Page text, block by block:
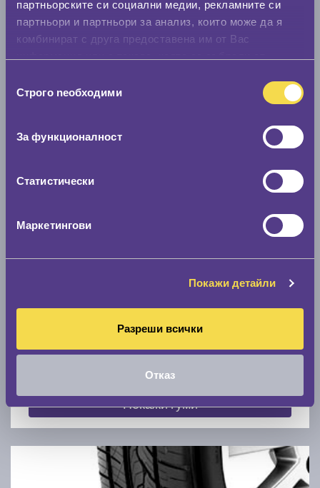
партньорските си социални медии, рекламните си
партньори и партньори за анализ, които може да я
комбинират с друга предоставена им от Вас
наСтрого nеобходими
За функционалност
Статистически
Маркетингови
Покажи детайли
Разреши всички
Отказ
Стар размер
Скоростомер при 100
По марка автомобил
Покажи гуми